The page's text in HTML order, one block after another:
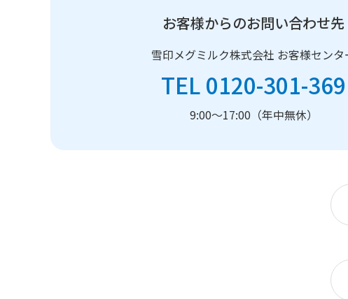
お客様からのお問い合わせ先
雪印メグミルク株式会社 お客様センタ
TEL 0120-301-369
9:00～17:00（年中無休）